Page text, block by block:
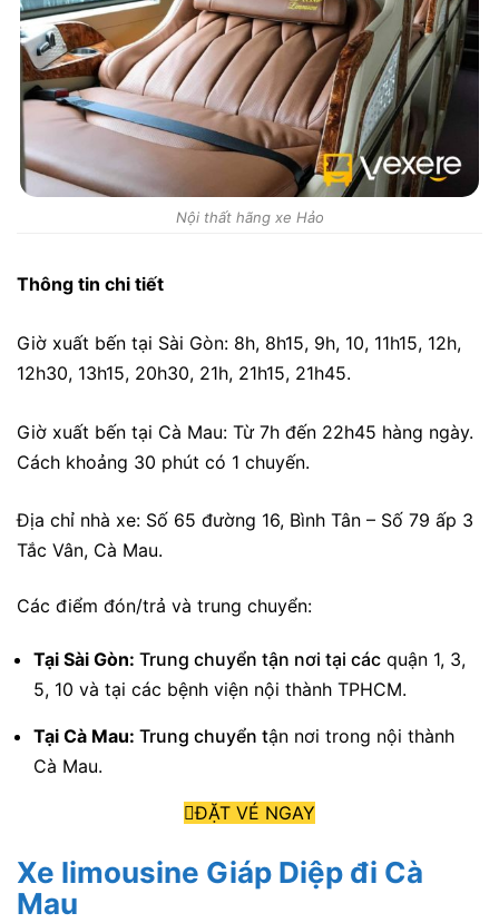
Nội thất hãng xe Hảo
Thông tin chi tiết
Giờ xuất bến tại Sài Gòn: 8h, 8h15, 9h, 10, 11h15, 12h,
12h30, 13h15, 20h30, 21h, 21h15, 21h45.
Giờ xuất bến tại Cà Mau: Từ 7h đến 22h45 hàng ngày.
Cách khoảng 30 phút có 1 chuyến.
Địa chỉ nhà xe: Số 65 đường 16, Bình Tân – Số 79 ấp 3
Tắc Vân, Cà Mau.
Các điểm đón/trả và trung chuyển:
Tại Sài Gòn: Trung chuyển tận nơi tại các quận 1, 3,
5, 10 và tại các bệnh viện nội thành TPHCM.
Tại Cà Mau: Trung chuyển tận nơi trong nội thành
Cà Mau.
ĐẶT VÉ NGAY
Xe limousine Giáp Diệp đi Cà
Mau